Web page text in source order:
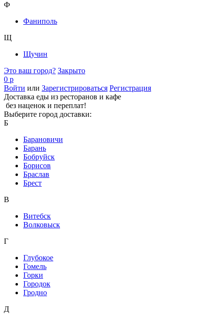
Ф
Фаниполь
Щ
Щучин
Это ваш город? Закрыто
0 р
Войти или Зарегистрироваться Регистрация
Доставка еды из ресторанов и кафе
без наценок и переплат!
Выберите город доставки:
Б
Барановичи
Барань
Бобруйск
Борисов
Браслав
Брест
В
Витебск
Волковыск
Г
Глубокое
Гомель
Горки
Городок
Гродно
Д